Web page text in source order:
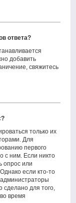
ответа?
добавить
свяжитесь
только их
Для
первого
с ним. Если никто
опрос или
если кто-то
сделано для того,
время